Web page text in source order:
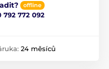
offline
792 772 092
24 měsíců